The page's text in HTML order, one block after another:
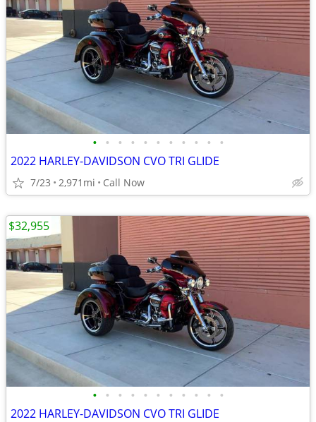
• • • • • • • • • • •
2022 HARLEY-DAVIDSON CVO TRI GLIDE
7/23 2,971mi Call Now
• • • • • • • • • • •
2022 HARLEY-DAVIDSON CVO TRI GLIDE
$32,955